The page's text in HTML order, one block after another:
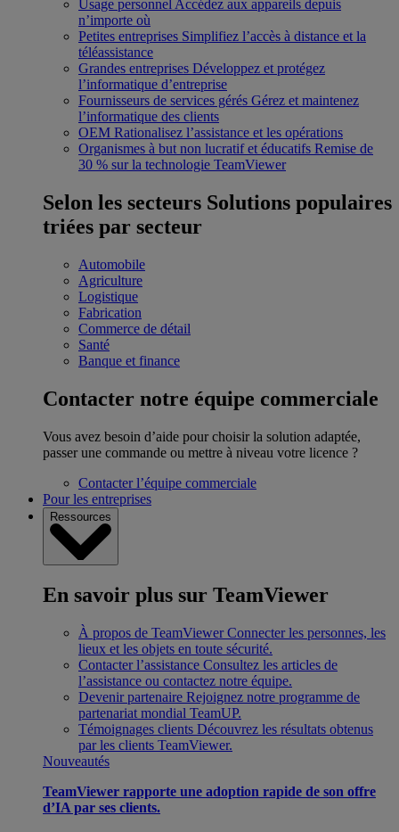
Usage personnel Accédez aux appareils depuis
n’importe où
Petites entreprises Simplifiez l’accès à distance et la
téléassistance
Grandes entreprises Développez et protégez
l’informatique d’entreprise
Fournisseurs de services gérés Gérez et maintenez
l’informatique des clients
OEM Rationalisez l’assistance et les opérations
Organismes à but non lucratif et éducatifs Remise de
30 % sur la technologie TeamViewer
Selon les secteurs Solutions populaires
triées par secteur
Automobile
Agriculture
Logistique
Fabrication
Commerce de détail
Santé
Banque et finance
Contacter notre équipe commerciale
Vous avez besoin d’aide pour choisir la solution adaptée,
passer une commande ou mettre à niveau votre licence ?
Contacter l’équipe commerciale
Pour les entreprises
Ressources
En savoir plus sur TeamViewer
À propos de TeamViewer Connecter les personnes, les
lieux et les objets en toute sécurité.
Contacter l’assistance Consultez les articles de
l’assistance ou contactez notre équipe.
Devenir partenaire Rejoignez notre programme de
partenariat mondial TeamUP.
Témoignages clients Découvrez les résultats obtenus
par les clients TeamViewer.
Nouveautés
TeamViewer rapporte une adoption rapide de son offre
d’IA par ses clients.